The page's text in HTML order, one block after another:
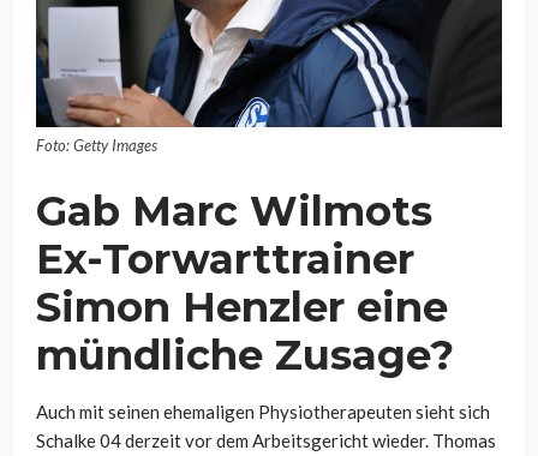
Foto: Getty Images
Gab Marc Wilmots
Ex-Torwarttrainer
Simon Henzler eine
mündliche Zusage?
Auch mit seinen ehemaligen Physiotherapeuten sieht sich
Schalke 04 derzeit vor dem Arbeitsgericht wieder. Thomas